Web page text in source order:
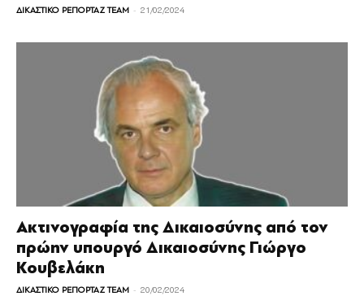
ΔΙΚΑΣΤΙΚΟ ΡΕΠΟΡΤΑΖ TEAM - 21/02/2024
Ακτινογραφία της Δικαιοσύνης από τον
πρώην υπουργό Δικαιοσύνης Γιώργο
Κουβελάκη
ΔΙΚΑΣΤΙΚΟ ΡΕΠΟΡΤΑΖ TEAM - 20/02/2024